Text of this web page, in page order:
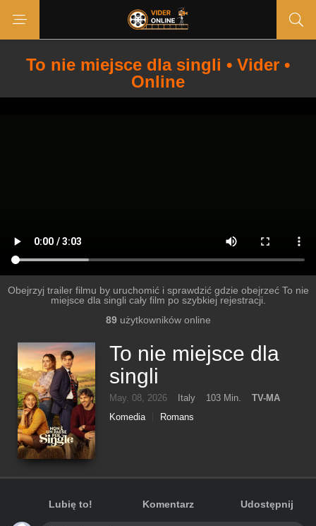
To nie miejsce dla singli • Vider •
Online
Obejrzyj trailer filmu by uruchomić i sprawdzić gdzie obejrzeć To nie
miejsce dla singli cały film po szybkiej rejestracji.
89użytkowników online
To nie miejsce dla
singli
May. 08, 2026 Italy 103 Min.
TV-MA
Komedia
Romans
Lubię to! Komentarz Udostępnij